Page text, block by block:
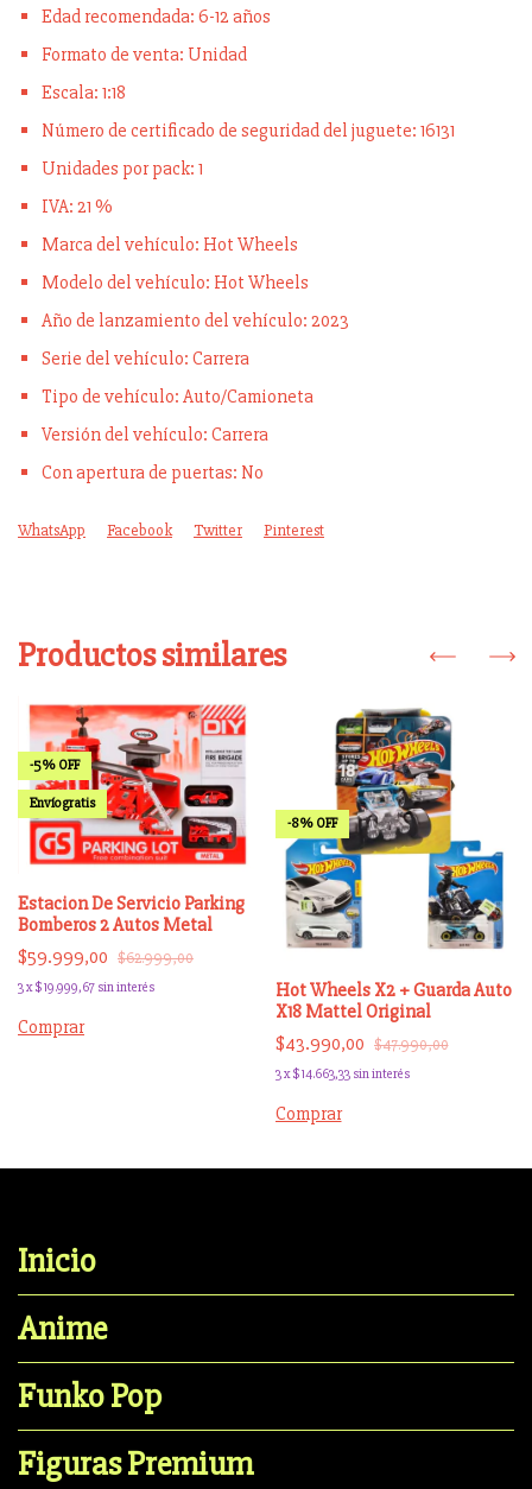
Edad recomendada: 6-12 años
Formato de venta: Unidad
Escala: 1:18
Número de certificado de seguridad del juguete: 16131
Unidades por pack: 1
IVA: 21 %
Marca del vehículo: Hot Wheels
Modelo del vehículo: Hot Wheels
Año de lanzamiento del vehículo: 2023
Serie del vehículo: Carrera
Tipo de vehículo: Auto/Camioneta
Versión del vehículo: Carrera
Con apertura de puertas: No
WhatsApp Facebook Twitter Pinterest
Productos similares
-5% OFF
Envío gratis
Estacion De Servicio Parking
Bomberos 2 Autos Metal
$59.999,00 $62.999,00
3x$19.999,67 sin interés
Comprar
-8% OFF
Hot Wheels X2 + Guarda Auto
X18 Mattel Original
$43.990,00 $47.990,00
3x$14.663,33 sin interés
Comprar
Inicio
Anime
Funko Pop
Figuras Premium